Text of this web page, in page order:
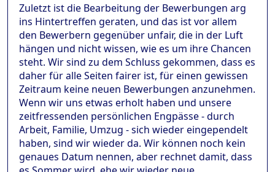
Zuletzt ist die Bearbeitung der Bewerbungen arg
ins Hintertreffen geraten, und das ist vor allem
den Bewerbern gegenüber unfair, die in der Luft
hängen und nicht wissen, wie es um ihre Chancen
steht. Wir sind zu dem Schluss gekommen, dass es
daher für alle Seiten fairer ist, für einen gewissen
Zeitraum keine neuen Bewerbungen anzunehmen.
Wenn wir uns etwas erholt haben und unsere
zeitfressenden persönlichen Engpässe - durch
Arbeit, Familie, Umzug - sich wieder eingependelt
haben, sind wir wieder da. Wir können noch kein
genaues Datum nennen, aber rechnet damit, dass